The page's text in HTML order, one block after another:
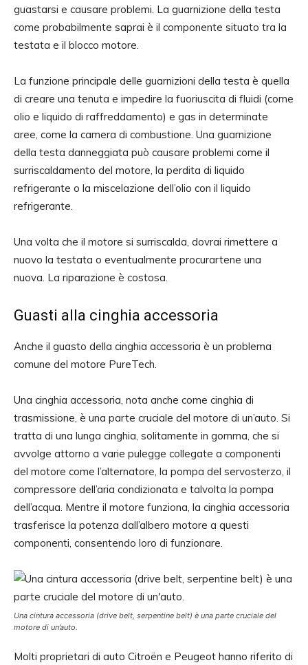
guastarsi e causare problemi. La guarnizione della testa
come probabilmente saprai è il componente situato tra la
testata e il blocco motore.
La funzione principale delle guarnizioni della testa è quella
di creare una tenuta e impedire la fuoriuscita di fluidi (come
olio e liquido di raffreddamento) e gas in determinate
aree, come la camera di combustione. Una guarnizione
della testa danneggiata può causare problemi come il
surriscaldamento del motore, la perdita di liquido
refrigerante o la miscelazione dell’olio con il liquido
refrigerante.
Una volta che il motore si surriscalda, dovrai rimettere a
nuovo la testata o eventualmente procurartene una
nuova. La riparazione è costosa.
Guasti alla cinghia accessoria
Anche il guasto della cinghia accessoria è un problema
comune del motore PureTech.
Una cinghia accessoria, nota anche come cinghia di
trasmissione, è una parte cruciale del motore di un’auto. Si
tratta di una lunga cinghia, solitamente in gomma, che si
avvolge attorno a varie pulegge collegate a componenti
del motore come l’alternatore, la pompa del servosterzo, il
compressore dell’aria condizionata e talvolta la pompa
dell’acqua. Mentre il motore funziona, la cinghia accessoria
trasferisce la potenza dall’albero motore a questi
componenti, consentendo loro di funzionare.
Una cintura accessoria (drive belt, serpentine belt) è una parte cruciale del
motore di un’auto.
Molti proprietari di auto Citroën e Peugeot hanno riferito di